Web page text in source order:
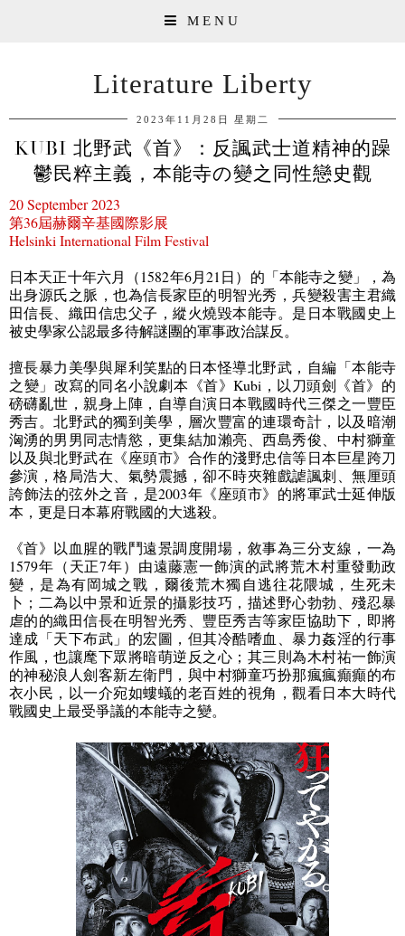
MENU
Literature Liberty
2023年11月28日 星期二
KUBI 北野武《首》：反諷武士道精神的躁
鬱民粹主義，本能寺の變之同性戀史觀
20 September 2023
第36屆赫爾辛基國際影展
Helsinki International Film Festival
日本天正十年六月（1582年6月21 日）的「本能寺之變」，為
出身源氏之脈，也為信長家臣的明智光秀，兵變殺害主君織
田信長、織田信忠父子，縱火燒毀本能寺。是日本戰國史上
被史學家公認最多待解謎團的軍事政治謀反。
擅長暴力美學與犀利笑點的日本怪導北野武，自編「本能寺
之變」改寫的同名小說劇本《首》Kubi ，以刀頭劍《首》的
磅礴亂世，親身上陣，自導自演日本戰國時代三傑之一豐臣
秀吉。北野武的獨到美學，層次豐富的連環奇計，以及暗潮
洶湧的男男同志情慾，更集結加瀨亮、西島秀俊、中村獅童
以及與北野武在《座頭市》合作的淺野忠信等日本巨星跨刀
參演，格局浩大、氣勢震撼，卻不時夾雜戲謔諷刺、無厘頭
誇飾法的弦外之音，是2003年《座頭市》的將軍武士延伸版
本，更是日本幕府戰國的大逃殺。
《首》以血腥的戰鬥遠景調度開場，敘事為三分支線，一為
1579年（天正7年）由遠藤憲一飾演的武將荒木村重發動政
變，是為有岡城之戰，爾後荒木獨自逃往花隈城，生死未
卜；二為以中景和近景的攝影技巧，描述野心勃勃、殘忍暴
虐的的織田信長在明智光秀、豐臣秀吉等家臣協助下，即將
達成「天下布武」的宏圖，但其冷酷嗜血、暴力姦淫的行事
作風，也讓麾下眾將暗萌逆反之心；其三則為木村祐一飾演
的神秘浪人劍客新左衛門，與中村獅童巧扮那瘋瘋癲癲的布
衣小民，以一介宛如螻蟻的老百姓的視角，觀看日本大時代
戰國史上最受爭議的本能寺之變。